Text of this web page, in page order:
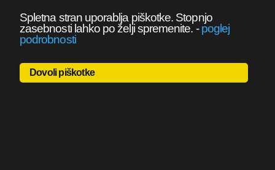
Spletna stran uporablja piškotke. Stopnjo
zasebnosti lahko po želji spremenite. -poglej
podrobnosti
Dovoli piškotke